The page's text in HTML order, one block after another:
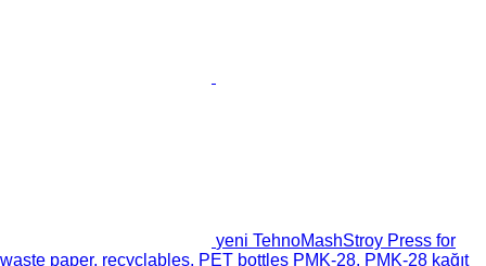
yeni TehnoMashStroy Press for
waste paper, recyclables, PET bottles PMK-28, PMK-28 kağıt